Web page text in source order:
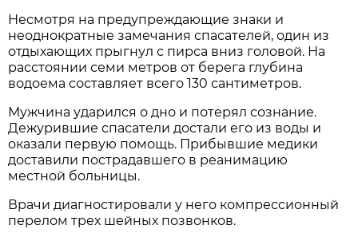
Несмотря на предупреждающие знаки и
неоднократные замечания спасателей, один из
отдыхающих прыгнул с пирса вниз головой. На
расстоянии семи метров от берега глубина
водоема составляет всего 130 сантиметров.
Мужчина ударился о дно и потерял сознание.
Дежурившие спасатели достали его из воды и
оказали первую помощь. Прибывшие медики
доставили пострадавшего в реанимацию
местной больницы.
Врачи диагностировали у него компрессионный
перелом трех шейных позвонков.